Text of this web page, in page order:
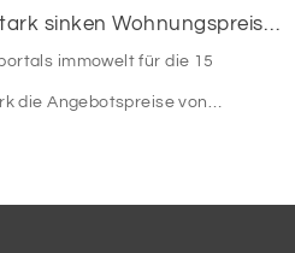
Pendeln lohnt sich: So stark sinken Wohnungspreise im Umland
immowelt für die 15
die Angebotspreise von